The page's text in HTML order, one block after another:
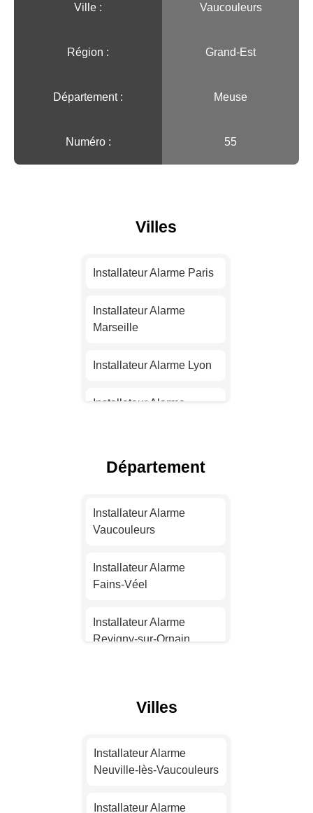
Ville :️ Vaucouleurs
Région :️ Grand-Est
Département : Meuse
Numéro : 55
Villes
Installateur Alarme Paris
Installateur Alarme
Marseille
Installateur Alarme Lyon
Installateur Alarme
Installateur Alarme Nice
Nantes
Strasbourg
Montpellier
Installateur Alarme Lille
Installateur Alarme
Rennes
Installateur Alarme
Département
Installateur Alarme
Vaucouleurs
Installateur Alarme
Fains-Véel
Installateur Alarme
Revigny-sur-Ornain
Verdun
Commercy
Villes
Installateur Alarme
Neuville-lès-Vaucouleurs
Installateur Alarme